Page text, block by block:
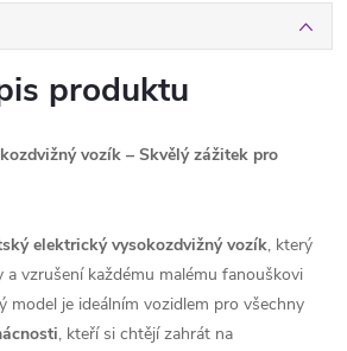
produktu
vozík – Skvělý zážitek pro
elektrický vysokozdvižný vozík, který
a vzrušení každému malému fanouškovi
model je ideálním vozidlem pro všechny
, kteří si chtějí zahrát na